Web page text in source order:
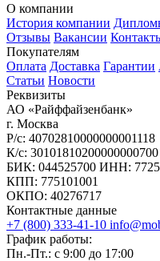
О компании
История компании
Отзывы Вакансии
Покупателям
Оплата Доставка Гарантии
Статьи Новости
Реквизиты
АО «Райффайзенбанк»
г. Москва
Р/с: 40702810000000001118
К/с: 30101810200000000700
БИК: 044525700 ИНН:
КПП: 775101001
ОКПО: 40276717
Контактные данные
+7 (800) 333-41-10
График работы:
Пн.-Пт.: с 9:00 до 17:00